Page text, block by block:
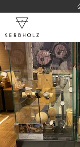
6/8(水)～7/8(金)の期間、代
ぜひ、この機会にお立ち寄り